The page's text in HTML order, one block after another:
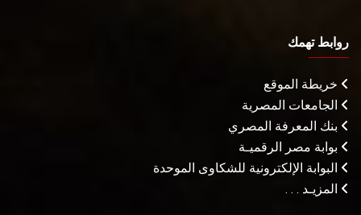
روابط تهمك
خريطة الموقع
الجامعات المصرية
بنك المعرفة المصري
بوابة مصر الرقميـة
البوابة الإلكترونية للشكاوى الموحدة
المزيـد . . .